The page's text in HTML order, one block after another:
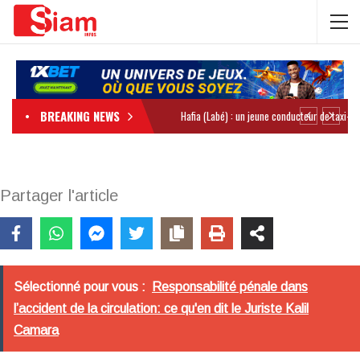
BREAKING NEWS
Partager l'article
Sélectionné pour vous :
Responsabilité pénale dans
l’accident de la circulation: ce qu'en dit le Juriste Kalil
Camara